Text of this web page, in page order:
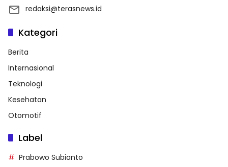
redaksi@terasnews.id
Kategori
Berita
Internasional
Teknologi
Kesehatan
Otomotif
Label
Prabowo Subianto